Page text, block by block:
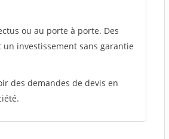
ou au porte à porte. Des
investissement sans garantie
des demandes de devis en